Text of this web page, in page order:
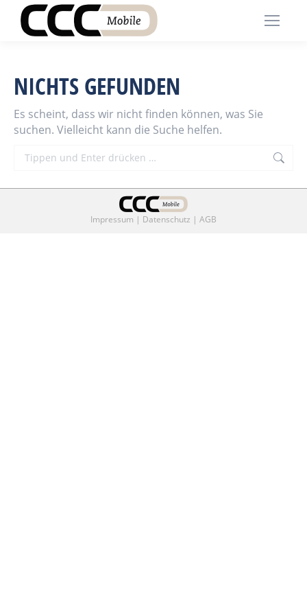
NICHTS GEFUNDEN
Es scheint, dass wir nicht finden können, was Sie
suchen. Vielleicht kann die Suche helfen.
Search:
Impressum | Datenschutz | AGB